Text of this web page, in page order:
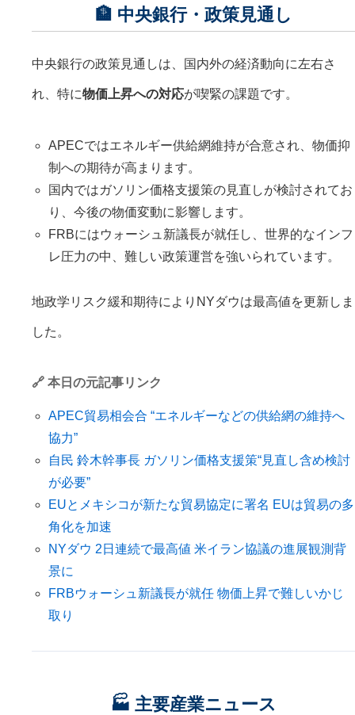
🏦 中央銀行・政策見通し
中央銀行の政策見通しは、国内外の経済動向に左右さ
れ、特に物価上昇への対応が喫緊の課題です。
APECではエネルギー供給網維持が合意され、物価抑
制への期待が高まります。
国内ではガソリン価格支援策の見直しが検討されてお
り、今後の物価変動に影響します。
FRBにはウォーシュ新議長が就任し、世界的なインフ
レ圧力の中、難しい政策運営を強いられています。
地政学リスク緩和期待によりNYダウは最高値を更新しま
した。
🔗 本日の元記事リンク
APEC貿易相会合 “エネルギーなどの供給網の維持へ
協力”
自民 鈴木幹事長 ガソリン価格支援策“見直し含め検討
が必要”
EUとメキシコが新たな貿易協定に署名 EUは貿易の多
角化を加速
NYダウ 2日連続で最高値 米イラン協議の進展観測背
景に
FRBウォーシュ新議長が就任 物価上昇で難しいかじ
取り
🏭 主要産業ニュース